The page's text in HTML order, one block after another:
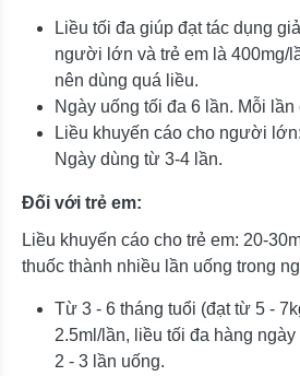
Liều tối đa giúp đạt tác dụng
người lớn và trẻ em là 400mg/
nên dùng quá liều.
Ngày uống tối đa 6 lần. Mỗi lần
Liều khuyến cáo cho người
Ngày dùng từ 3-4 lần.
Đối với trẻ em:
Liều khuyến cáo cho trẻ em: 20-
thuốc thành nhiều lần uống trong
Từ 3 - 6 tháng tuổi (đạt từ 5 -
2.5ml/lần, liều tối đa hàng
2 - 3 lần uống.